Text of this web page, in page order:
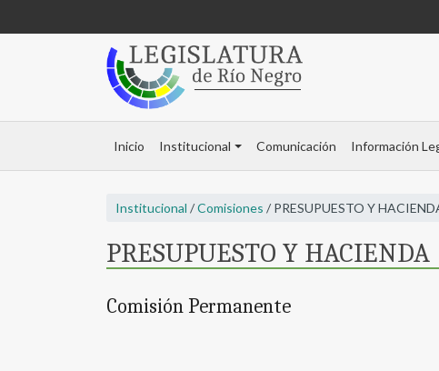
Inicio Institucional Comunicación Información
Institucional /Comisiones / PRESUPUESTO Y
PRESUPUESTO Y HACIENDA
Comisión Permanente